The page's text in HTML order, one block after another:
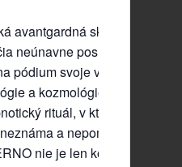
avantgardná skupina, ktorá
neúnavne posúva hranice
pódium svoje vízie.
a kozmológie, sa ich
rituál, v ktorom sa
a
nie je len koncert, ale